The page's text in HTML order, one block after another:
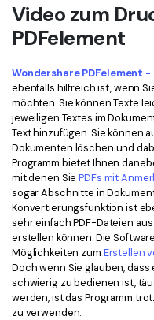
Video zum
PDFelement
Wondershare PDFelement -
ebenfalls hilfreich ist, wenn
möchten. Sie können Texte
jeweiligen Textes im
Text hinzufügen. Sie können
Dokumenten löschen und
Programm bietet Ihnen
mit denen SiePDFs mit
sogar Abschnitte in
Konvertierungsfunktion ist
sehr einfach PDF-Dateien
erstellen können. Die
Möglichkeiten zum Erstellen
Doch wenn Sie glauben,
schwierig zu bedienen ist,
werden, ist das Programm
zu verwenden.